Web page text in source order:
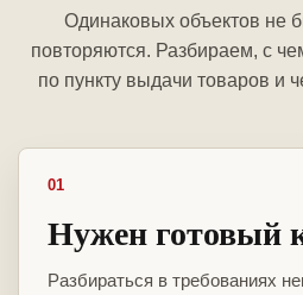
Одинаковых объектов не
повторяются. Разбираем, с
по пункту выдачи товаров и
01
Нужен готовый
Разбираться в требованиях